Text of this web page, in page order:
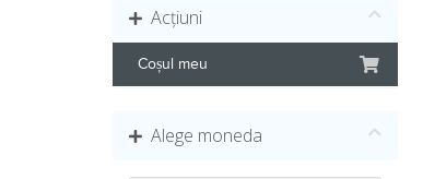
Acțiuni
Coșul meu
Alege moneda